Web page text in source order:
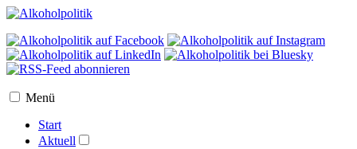
Menü
Start
Aktuell